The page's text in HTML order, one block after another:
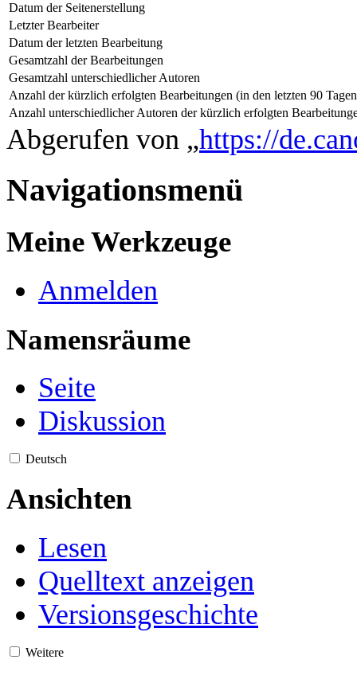
Datum der Seitenerstellung
Letzter Bearbeiter
Datum der letzten Bearbeitung
Gesamtzahl der Bearbeitungen
Gesamtzahl unterschiedlicher Autoren
Anzahl der kürzlich erfolgten Bearbeitungen (in den letzten 90
Anzahl unterschiedlicher Autoren der kürzlich erfolgten
Abgerufen von „https://
Navigationsmenü
Meine Werkzeuge
Anmelden
Namensräume
Seite
Diskussion
Deutsch
Ansichten
Lesen
Quelltext anzeigen
Versionsgeschichte
Weitere